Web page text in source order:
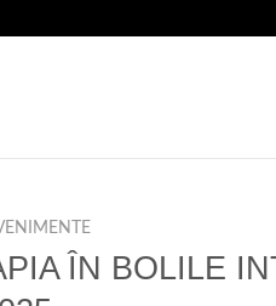
ÎN BOLILE